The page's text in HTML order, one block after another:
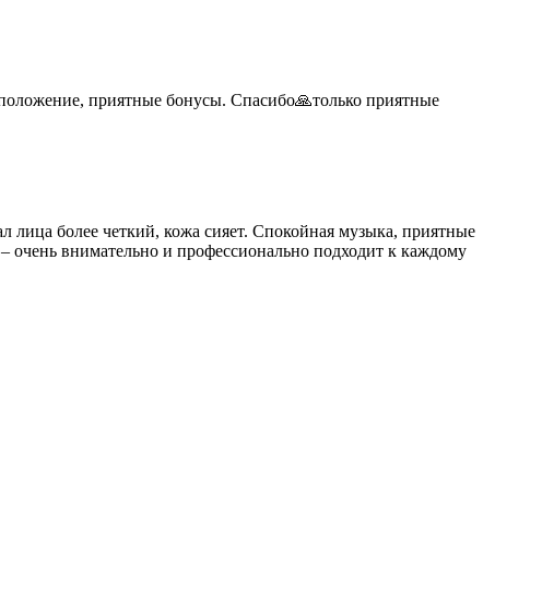
приятные бонусы. Спасибо🙏только приятные
более четкий, кожа сияет. Спокойная музыка, приятные
очень внимательно и профессионально подходит к каждому